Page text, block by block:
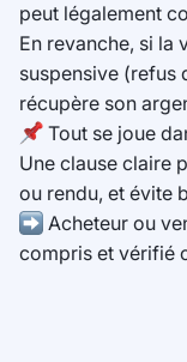
peut légalement
En revanche, si la
suspensive (refus
récupère son
Tout se joue
Une clause claire
ou rendu, et évite
Acheteur ou
compris et vérifié